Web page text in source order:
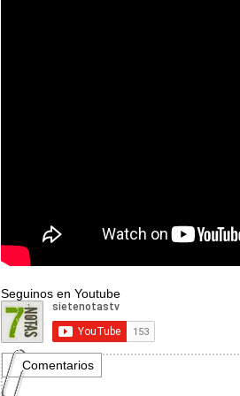
Seguinos en Youtube
Comentarios